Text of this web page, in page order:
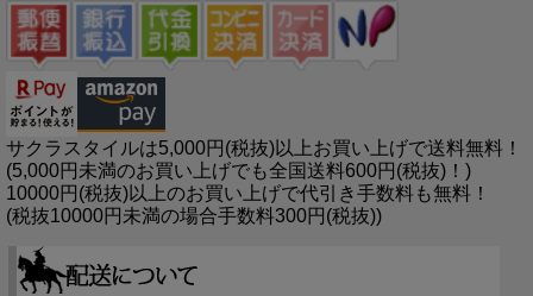
サクラスタイルは5,000円(税抜)以上お買い上げで送料無料！
(5,000円未満のお買い上げでも全国送料600円(税抜)！)
10000円(税抜)以上のお買い上げで代引き手数料も無料！
(税抜10000円未満の場合手数料300円(税抜))